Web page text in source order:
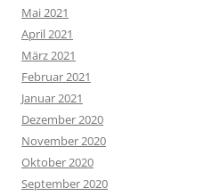
Mai 2021
April 2021
März 2021
Februar 2021
Januar 2021
Dezember 2020
November 2020
Oktober 2020
September 2020